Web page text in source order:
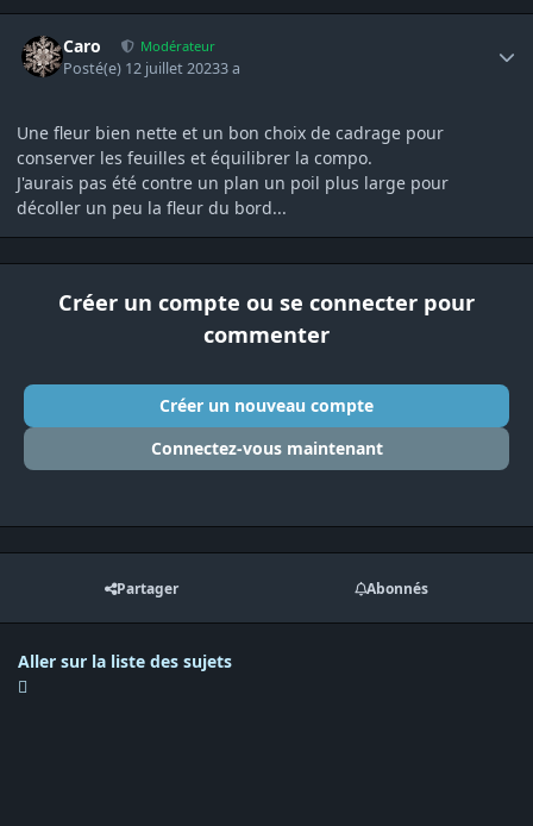
Caro Modérateur
Posté(e) 12 juillet 20233 a
Une fleur bien nette et un bon choix de cadrage pour
conserver les feuilles et équilibrer la compo.
J'aurais pas été contre un plan un poil plus large pour
décoller un peu la fleur du bord...
Créer un compte ou se connecter pour
commenter
Créer un nouveau compte
Connectez-vous maintenant
Partager Abonnés
Aller sur la liste des sujets